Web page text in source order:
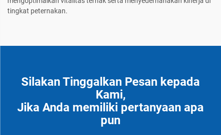
tingkat peternakan.
Silakan Tinggalkan Pesan kepada
Kami,
Jika Anda memiliki pertanyaan apa
pun